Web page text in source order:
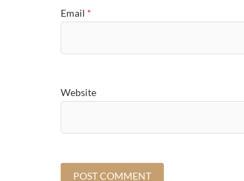
Email *
Website